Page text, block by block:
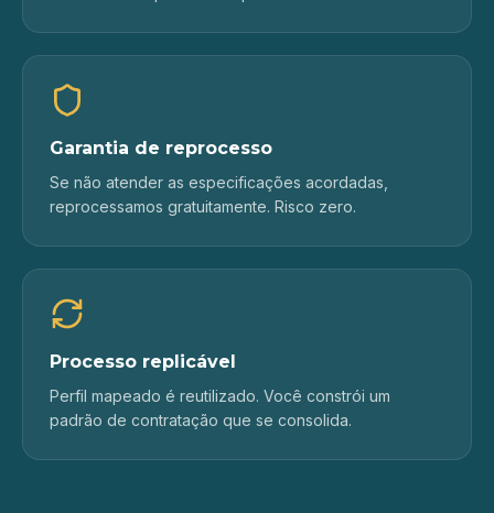
Garantia de reprocesso
Se não atender as especificações acordadas,
reprocessamos gratuitamente. Risco zero.
Processo replicável
Perfil mapeado é reutilizado. Você constrói um
padrão de contratação que se consolida.